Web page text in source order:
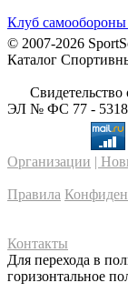
Клуб
© 2007-2026
Каталог
ЭЛ № ФС 77 -
Организации |
Правила
Контакты
Для перехода в
горизонтальное